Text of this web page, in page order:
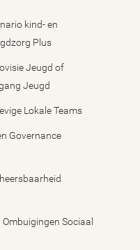
kind- en
Plus
Jeugd of
Jeugd
Lokale Teams
Governance
Sociaal